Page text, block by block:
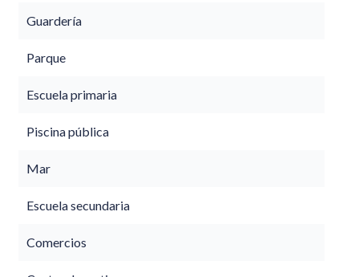
Guardería
Parque
Escuela primaria
Piscina pública
Mar
Escuela secundaria
Comercios